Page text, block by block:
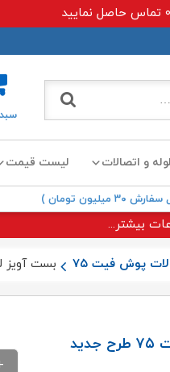
لوله و اتصالات لیست قیمت
تومان )
بیشتر...
پوش فیت ۷۵ بست آویز لوله
بست آویز لوله پوش فیت ۷۵ طرح جدید